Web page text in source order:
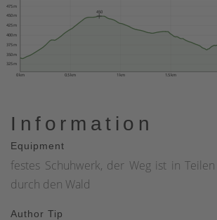
0 km 0.5 km 1 km 1.5 km
325 m
350 m
375 m
400 m
425 m
450 m
475 m
450
Information
Equipment
festes Schuhwerk, der Weg ist in
durch den Wald
Author Tip